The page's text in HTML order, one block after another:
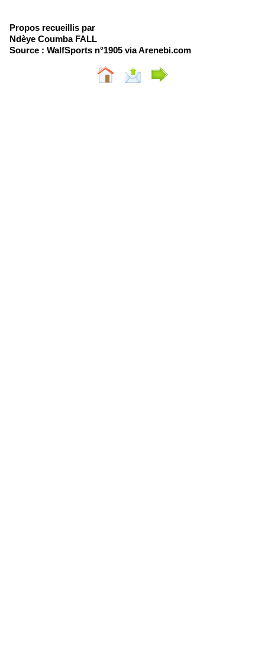
Propos recueillis par
Ndèye Coumba FALL
Source : WalfSports n°1905 via Arenebi.com